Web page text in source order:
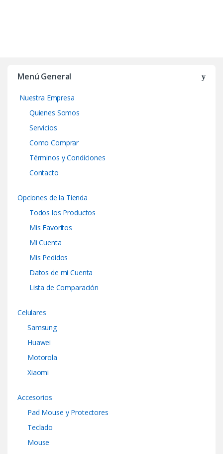
Menú General
Nuestra Empresa
Quienes Somos
Servicios
Como Comprar
Términos y Condiciones
Contacto
Opciones de la Tienda
Todos los Productos
Mis Favoritos
Mi Cuenta
Mis Pedidos
Datos de mi Cuenta
Lista de Comparación
Celulares
Samsung
Huawei
Motorola
Xiaomi
Accesorios
Pad Mouse y Protectores
Teclado
Mouse